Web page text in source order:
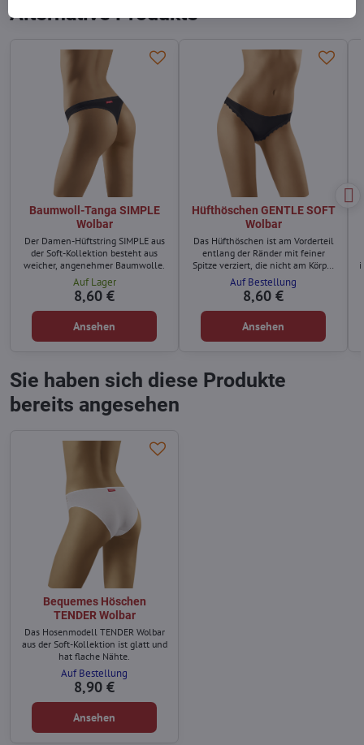
Alternative Produkte
Baumwoll-Tanga SIMPLE
Wolbar
Der Damen-Hüftstring SIMPLE aus
der Soft-Kollektion besteht aus
weicher, angenehmer Baumwolle.
Auf Lager
8,60 €
Ansehen
Hüfthöschen GENTLE SOFT
Wolbar
Das Hüfthöschen ist am Vorderteil
entlang der Ränder mit feiner
Spitze verziert, die nicht am Körper
kratzt.
Auf Bestellung
8,60 €
Ansehen
Sie haben sich diese Produkte
bereits angesehen
Bequemes Höschen
TENDER Wolbar
Das Hosenmodell TENDER Wolbar
aus der Soft-Kollektion ist glatt und
hat flache Nähte.
Auf Bestellung
8,90 €
Ansehen